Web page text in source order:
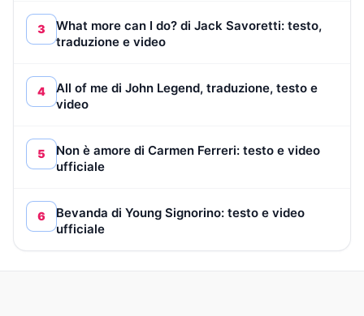
3
What more can I do? di Jack Savoretti: testo,
traduzione e video
4
All of me di John Legend, traduzione, testo e
video
5
Non è amore di Carmen Ferreri: testo e video
ufficiale
6
Bevanda di Young Signorino: testo e video
ufficiale